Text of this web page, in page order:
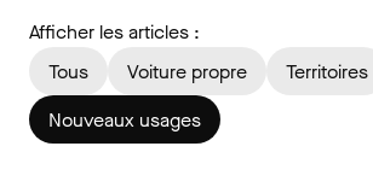
Afficher les articles :
Tous
Voiture propre
Territoires
Nouveaux usages